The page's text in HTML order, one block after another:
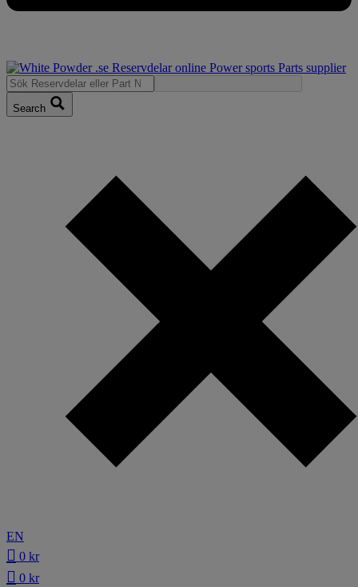
Search
EN
0 kr
0 kr